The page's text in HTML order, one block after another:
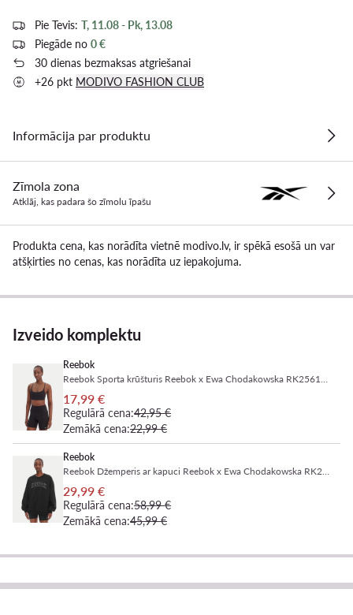
Pie Tevis: T, 11.08 - Pk, 13.08
Piegāde no 0 €
30 dienas bezmaksas atgriešanai
+26 pkt MODIVO FASHION CLUB
Informācija par produktu
Zīmola zona
Atklāj, kas padara šo zīmolu īpašu
Produkta cena, kas norādīta vietnē modivo.lv, ir spēkā esošā un var
atšķirties no cenas, kas norādīta uz iepakojuma.
Izveido komplektu
Reebok
17,99 €
Regulārā cena:42,95 €
Zemākā cena:22,99 €
Reebok
29,99 €
Regulārā cena:58,99 €
Zemākā cena:45,99 €